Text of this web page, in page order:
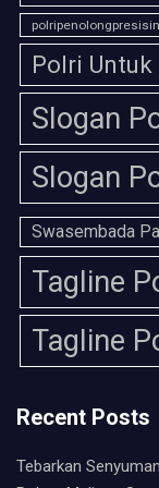
Polri
Slogan
Slogan
Swasembada
Tagline
Tagline
Recent Posts
Tebarkan